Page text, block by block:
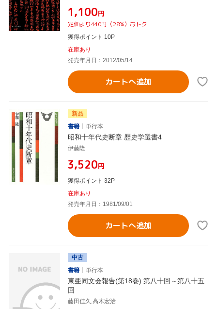
¥1,100円
定価より440円（28%）おトク
獲得ポイント 10P
在庫あり
発売年月日：2012/05/14
カートへ追加
新品
書籍
単行本
昭和十年代史断章 歴史学選書4
伊藤隆
¥3,520円
獲得ポイント 32P
在庫あり
発売年月日：1981/09/01
カートへ追加
中古
書籍
単行本
東亜同文会報告(第18巻) 第八十回～第八十五
回
藤田佳久,高木宏治